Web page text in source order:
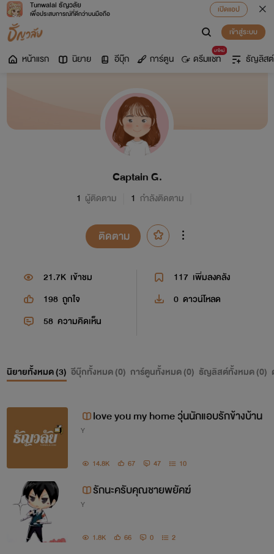
Tunwalai ธัญวลัย
เพื่อประสบการณ์ที่ดีกว่าบนมือถือ
เปิดแอป
เข้าสู่ระบบ
หน้าแรก นิยาย อีบุ๊ก การ์ตูน
มาใหม่
ดรีมแชท ธัญลิสต์
Captain G.
1 ผู้ติดตาม 1 กำลังติดตาม
ติดตาม
21.7K เข้าชม 117 เพิ่มลงคลัง
198 ถูกใจ 0 ดาวน์โหลด
58 ความคิดเห็น
นิยายทั้งหมด (3) อีบุ๊กทั้งหมด (0) การ์ตูนทั้งหมด (0) ธัญลิสต์ทั้งหมด (0)
love you my home วุ่นนักแอบรักข้างบ้าน
Y
14.8K 67 47 10
รักนะครับคุณชายพยัคฆ์
Y
1.8K 66 0 2